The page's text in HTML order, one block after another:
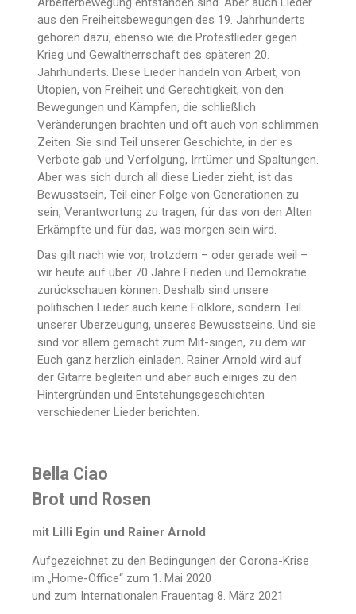
aus den Freiheitsbewegungen des 19. Jahrhunderts
gehören dazu, ebenso wie die Protestlieder gegen
Krieg und Gewaltherrschaft des späteren 20.
Jahrhunderts. Diese Lieder handeln von Arbeit, von
Utopien, von Freiheit und Gerechtigkeit, von den
Bewegungen und Kämpfen, die schließlich
Veränderungen brachten und oft auch von schlimmen
Zeiten. Sie sind Teil unserer Geschichte, in der es
Verbote gab und Verfolgung, Irrtümer und Spaltungen.
Aber was sich durch all diese Lieder zieht, ist das
Bewusstsein, Teil einer Folge von Generationen zu
sein, Verantwortung zu tragen, für das von den Alten
Erkämpfte und für das, was morgen sein wird.
Das gilt nach wie vor, trotzdem – oder gerade weil –
wir heute auf über 70 Jahre Frieden und Demokratie
zurückschauen können. Deshalb sind unsere
politischen Lieder auch keine Folklore, sondern Teil
unserer Überzeugung, unseres Bewusstseins. Und sie
sind vor allem gemacht zum Mit-singen, zu dem wir
Euch ganz herzlich einladen. Rainer Arnold wird auf
der Gitarre begleiten und aber auch einiges zu den
Hintergründen und Entstehungsgeschichten
verschiedener Lieder berichten.
Bella Ciao
Brot und Rosen
mit Lilli Egin und Rainer Arnold
Aufgezeichnet zu den Bedingungen der Corona-Krise
im „Home-Office“ zum 1. Mai 2020
und zum Internationalen Frauentag 8. März 2021